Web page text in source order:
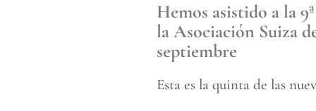
Hemos asistido a la
la Asociación Suiza
septiembre
Esta es la quinta de las